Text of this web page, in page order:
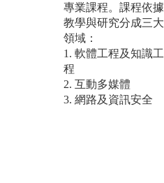
專業課程。課程依據
教學與研究分成三大
領域：
1. 軟體工程及知識工
程
2. 互動多媒體
3. 網路及資訊安全